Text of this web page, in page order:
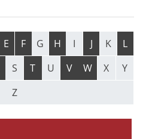
E F G H I J K
L
S T U V W X
Y
Z